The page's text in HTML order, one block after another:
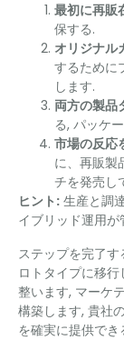
最初に再販
保する.
オリジナル
するために
します.
両方の製品
る, パッケ
市場の反応
に、再販製
チを発売し
ヒント: 生産と調
イブリッド運用
ステップを完了
ロトタイプに移
整います, マーケ
構築します, 貴社
を確実に提供で